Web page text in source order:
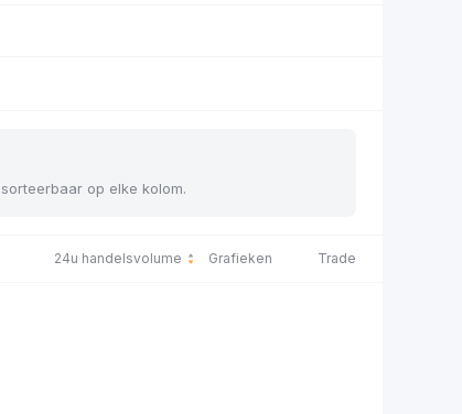
op elke kolom.
24u handelsvolume Grafieken Trade